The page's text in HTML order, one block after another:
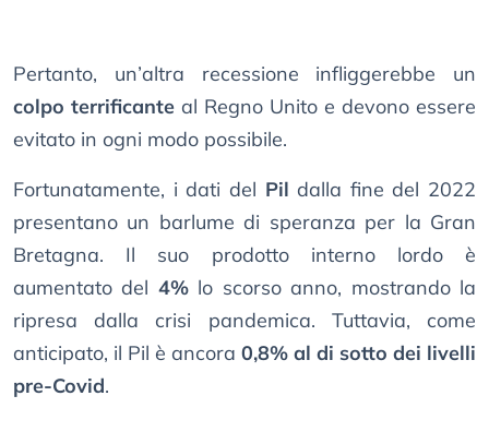
Pertanto, un’altra recessione infliggerebbe un
colpo terrificante al Regno Unito e devono essere
evitato in ogni modo possibile.
Fortunatamente, i dati del Pil dalla fine del 2022
presentano un barlume di speranza per la Gran
Bretagna. Il suo prodotto interno lordo è
aumentato del 4%lo scorso anno, mostrando la
ripresa dalla crisi pandemica. Tuttavia, come
anticipato, il Pil è ancora 0,8% al di sotto dei livelli
pre-Covid.